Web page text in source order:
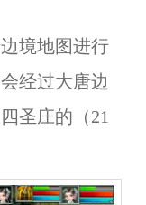
境地图进行
经过大唐边
圣庄的（21